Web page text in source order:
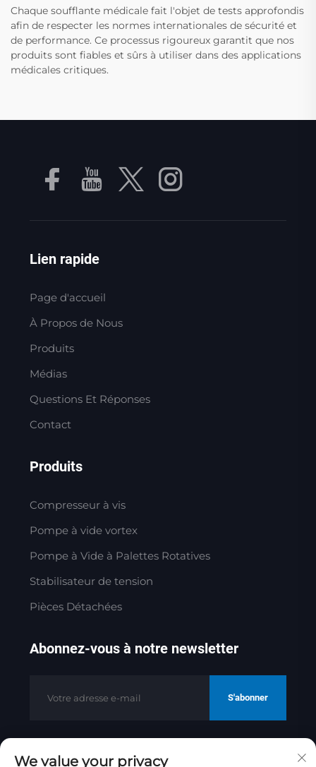
Chaque soufflante médicale fait l'objet de tests approfondis
afin de respecter les normes internationales de sécurité et
de performance. Ce processus rigoureux garantit que nos
produits sont fiables et sûrs à utiliser dans des applications
médicales critiques.
Lien rapide
Page d'accueil
À Propos de Nous
Produits
Médias
Questions Et Réponses
Contact
Produits
Compresseur à vis
Pompe à vide vortex
Pompe à Vide à Palettes Rotatives
Stabilisateur de tension
Pièces Détachées
Abonnez-vous à notre newsletter
S'abonner
We value your privacy